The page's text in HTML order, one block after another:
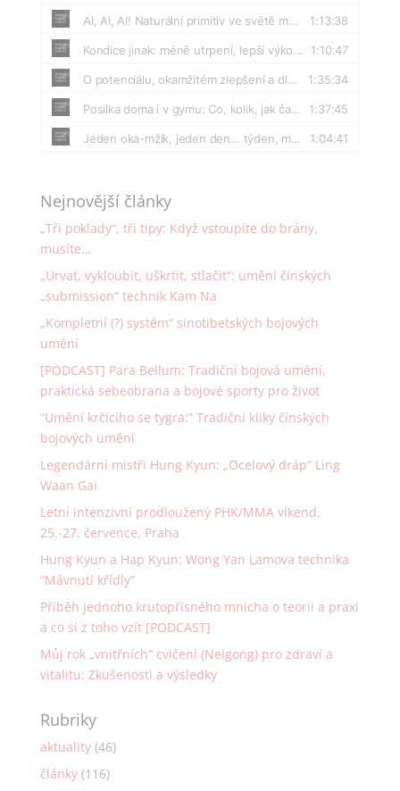
Nejnovější články
„Tři poklady“, tři tipy: Když vstoupíte do brány,
musíte…
„Urvat, vykloubit, uškrtit, stlačit“: umění čínských
„submission“ technik Kam Na
„Kompletní (?) systém“ sinotibetských bojových
umění
[PODCAST] Para Bellum: Tradiční bojová umění,
praktická sebeobrana a bojové sporty pro život
“Umění krčícího se tygra:” Tradiční kliky čínských
bojových umění
Legendární mistři Hung Kyun: „Ocelový dráp“ Ling
Waan Gai
Letní intenzivní prodloužený PHK/MMA víkend,
25.-27. července, Praha
Hung Kyun a Hap Kyun: Wong Yan Lamova technika
“Mávnutí křídly”
Příběh jednoho krutopřísného mnicha o teorii a praxi
a co si z toho vzít [PODCAST]
Můj rok „vnitřních“ cvičení (Neigong) pro zdraví a
vitalitu: Zkušenosti a výsledky
Rubriky
aktuality(46)
články(116)